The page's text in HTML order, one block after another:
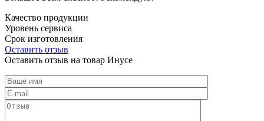
Качество продукции
Уровень сервиса
Срок изготовления
Оставить отзыв
Оставить отзыв на товар Инусе